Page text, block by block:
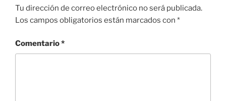
Tu dirección de correo electrónico no será publicada.
Los campos obligatorios están marcados con *
Comentario*